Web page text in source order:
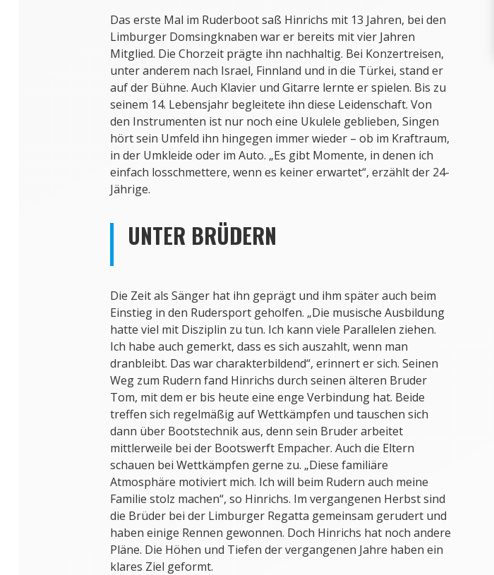
Das erste Mal im Ruderboot saß Hinrichs mit 13 Jahren, bei den
Limburger Domsingknaben war er bereits mit vier Jahren
Mitglied. Die Chorzeit prägte ihn nachhaltig. Bei Konzertreisen,
unter anderem nach Israel, Finnland und in die Türkei, stand er
auf der Bühne. Auch Klavier und Gitarre lernte er spielen. Bis zu
seinem 14. Lebensjahr begleitete ihn diese Leidenschaft. Von
den Instrumenten ist nur noch eine Ukulele geblieben, Singen
hört sein Umfeld ihn hingegen immer wieder – ob im Kraftraum,
in der Umkleide oder im Auto. „Es gibt Momente, in denen ich
einfach losschmettere, wenn es keiner erwartet“, erzählt der 24-
Jährige.
UNTER BRÜDERN
Die Zeit als Sänger hat ihn geprägt und ihm später auch beim
Einstieg in den Rudersport geholfen. „Die musische Ausbildung
hatte viel mit Disziplin zu tun. Ich kann viele Parallelen ziehen.
Ich habe auch gemerkt, dass es sich auszahlt, wenn man
dranbleibt. Das war charakterbildend“, erinnert er sich. Seinen
Weg zum Rudern fand Hinrichs durch seinen älteren Bruder
Tom, mit dem er bis heute eine enge Verbindung hat. Beide
treffen sich regelmäßig auf Wettkämpfen und tauschen sich
dann über Bootstechnik aus, denn sein Bruder arbeitet
mittlerweile bei der Bootswerft Empacher. Auch die Eltern
schauen bei Wettkämpfen gerne zu. „Diese familiäre
Atmosphäre motiviert mich. Ich will beim Rudern auch meine
Familie stolz machen“, so Hinrichs. Im vergangenen Herbst sind
die Brüder bei der Limburger Regatta gemeinsam gerudert und
haben einige Rennen gewonnen. Doch Hinrichs hat noch andere
Pläne. Die Höhen und Tiefen der vergangenen Jahre haben ein
klares Ziel geformt.